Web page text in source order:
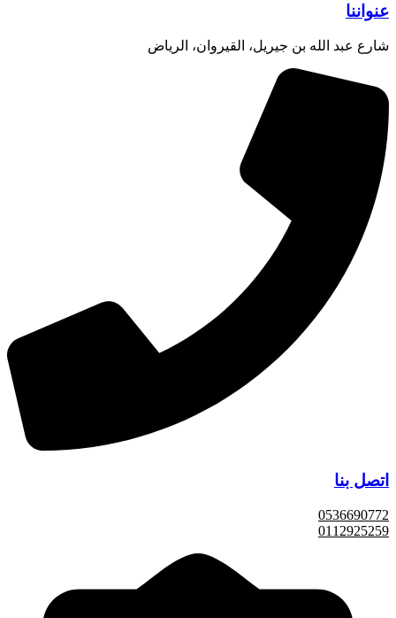
عنواننا
شارع عبد الله بن جيريل، القيروان، الرياض
اتصل بنا
0536690772
0112925259